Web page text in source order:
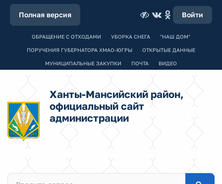
Полная версия Войти
ОБРАЩЕНИЕ С ОТХОДАМИ УБОРКА СНЕГА "НАШ ДОМ"
ПОРУЧЕНИЯ ГУБЕРНАТОРА ХМАО-ЮГРЫ ОТКРЫТЫЕ ДАННЫЕ
МУНИЦИПАЛЬНЫЕ ЗАКУПКИ ПОЧТА ВИДЕО
Ханты-Мансийский район,
официальный сайт
администрации